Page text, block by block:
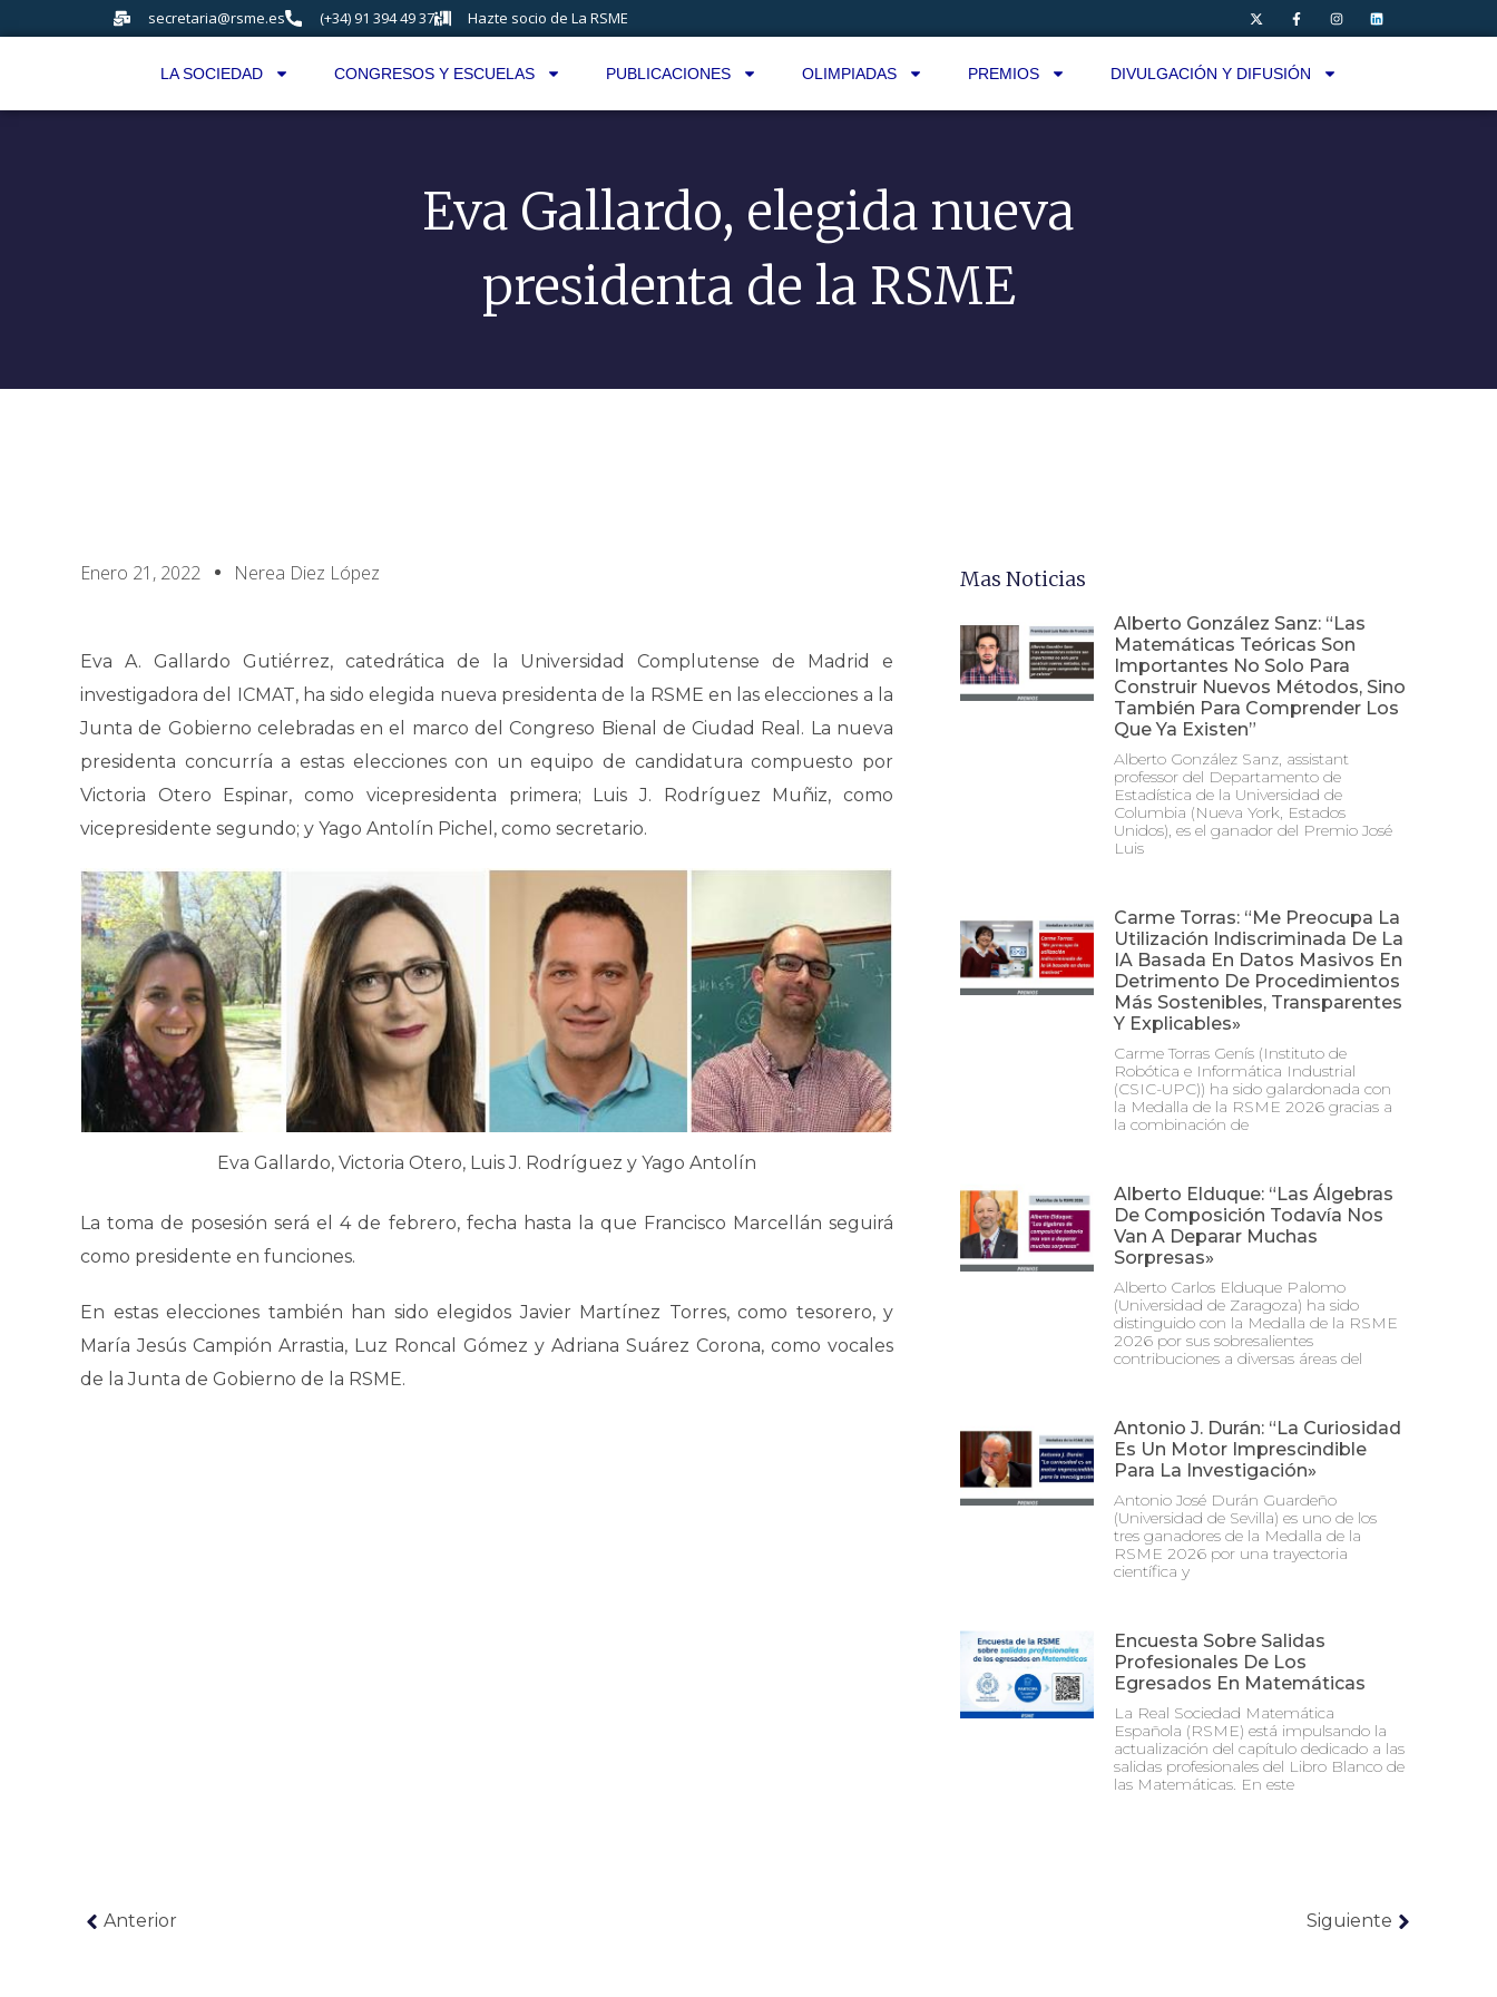
secretaria@rsme.es (+34) 91 394 49 37 Hazte socio de La RSME
LA SOCIEDAD CONGRESOS Y ESCUELAS PUBLICACIONES OLIMPIADAS PREMIOS DIVULGACIÓN Y DIFUSIÓN
Eva Gallardo, elegida nueva
presidenta de la RSME
Enero 21, 2022 Nerea Diez López
Eva A. Gallardo Gutiérrez, catedrática de la Universidad Complutense de Madrid e
investigadora del ICMAT, ha sido elegida nueva presidenta de la RSME en las elecciones a la
Junta de Gobierno celebradas en el marco del Congreso Bienal de Ciudad Real. La nueva
presidenta concurría a estas elecciones con un equipo de candidatura compuesto por
Victoria Otero Espinar, como vicepresidenta primera; Luis J. Rodríguez Muñiz, como
vicepresidente segundo; y Yago Antolín Pichel, como secretario.
Eva Gallardo, Victoria Otero, Luis J. Rodríguez y Yago Antolín
La toma de posesión será el 4 de febrero, fecha hasta la que Francisco Marcellán seguirá
como presidente en funciones.
En estas elecciones también han sido elegidos Javier Martínez Torres, como tesorero, y
María Jesús Campión Arrastia, Luz Roncal Gómez y Adriana Suárez Corona, como vocales
de la Junta de Gobierno de la RSME.
Mas Noticias
Alberto González Sanz: “Las
Matemáticas Teóricas Son
Importantes No Solo Para
Construir Nuevos Métodos, Sino
También Para Comprender Los
Que Ya Existen”
Alberto González Sanz, assistant
professor del Departamento de
Estadística de la Universidad de
Columbia (Nueva York, Estados
Unidos), es el ganador del Premio José
Luis
Carme Torras: “Me Preocupa La
Utilización Indiscriminada De La
IA Basada En Datos Masivos En
Detrimento De Procedimientos
Más Sostenibles, Transparentes
Y Explicables»
Carme Torras Genís (Instituto de
Robótica e Informática Industrial
(CSIC-UPC)) ha sido galardonada con
la Medalla de la RSME 2026 gracias a
la combinación de
Alberto Elduque: “Las Álgebras
De Composición Todavía Nos
Van A Deparar Muchas
Sorpresas»
Alberto Carlos Elduque Palomo
(Universidad de Zaragoza) ha sido
distinguido con la Medalla de la RSME
2026 por sus sobresalientes
contribuciones a diversas áreas del
Antonio J. Durán: “La Curiosidad
Es Un Motor Imprescindible
Para La Investigación»
Antonio José Durán Guardeño
(Universidad de Sevilla) es uno de los
tres ganadores de la Medalla de la
RSME 2026 por una trayectoria
científica y
Encuesta Sobre Salidas
Profesionales De Los
Egresados En Matemáticas
La Real Sociedad Matemática
Española (RSME) está impulsando la
actualización del capítulo dedicado a las
salidas profesionales del Libro Blanco de
las Matemáticas. En este
Anterior Siguiente